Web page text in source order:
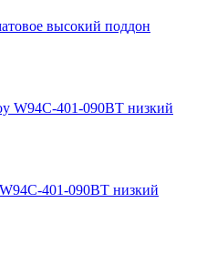
высокий поддон
401-090BT низкий